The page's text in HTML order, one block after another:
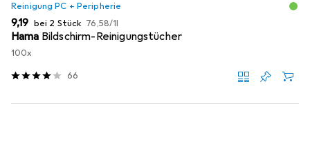
Reinigung PC + Peripherie
EUR
9,19 bei 2 Stück EUR
76,58/1l
Hama Bildschirm-Reinigungstücher
100x
66